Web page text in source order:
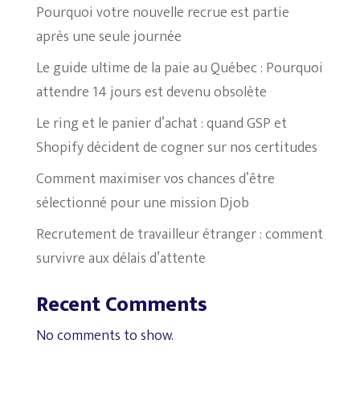
Pourquoi votre nouvelle recrue est partie
après une seule journée
Le guide ultime de la paie au Québec : Pourquoi
attendre 14 jours est devenu obsolète
Le ring et le panier d’achat : quand GSP et
Shopify décident de cogner sur nos certitudes
Comment maximiser vos chances d’être
sélectionné pour une mission Djob
Recrutement de travailleur étranger : comment
survivre aux délais d’attente
Recent Comments
No comments to show.